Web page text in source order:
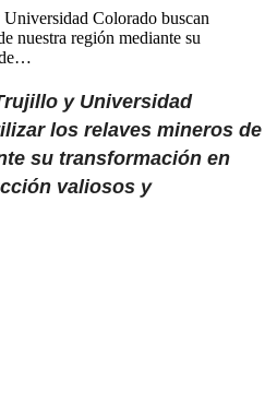
Colorado buscan
nuestra región mediante su
de…
y Universidad
los relaves mineros de
su transformación en
valiosos y